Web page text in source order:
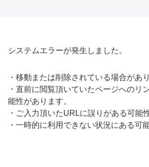
システムエラーが発生しました。
・ 移動または削除されている場合があり
・ 直前に閲覧頂いていたページへのリ
能性があります。
・ ご入力頂いたURLに誤りがある可能
・ 一時的に利用できない状況にある可